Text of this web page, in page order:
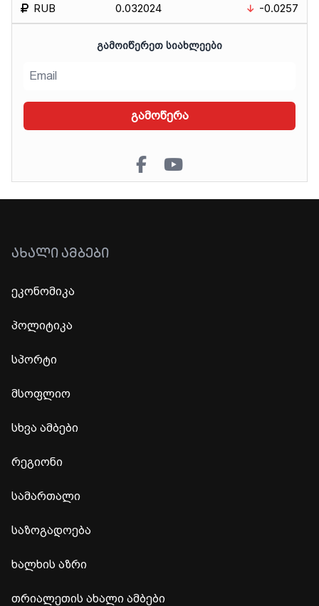
RUB
0.032024
-0.0257
ᲒᲐᲛᲝᲘᲬᲔᲠᲔᲗ ᲡᲘᲐᲮᲚᲔᲔᲑᲘ
გამოწერა
ᲐᲮᲐᲚᲘ ᲐᲛᲑᲔᲑᲘ
ეკონომიკა
პოლიტიკა
სპორტი
მსოფლიო
სხვა ამბები
რეგიონი
სამართალი
საზოგადოება
ხალხის აზრი
თრიალეთის ახალი ამბები